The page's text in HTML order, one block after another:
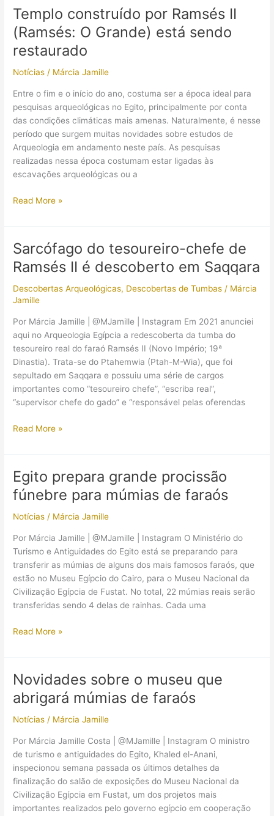
30
anos:
a
restauração
da
de
Ramsés
II
Templo construído por Ramsés II
(Ramsés: O Grande) está sendo
restaurado
Notícias / Márcia Jamille
Entre o fim e o início do ano, costuma ser a época ideal para
pesquisas arqueológicas no Egito, principalmente por conta
das condições climáticas mais amenas. Naturalmente, é nesse
período que surgem muitas novidades sobre estudos de
Arqueologia em andamento neste país. As pesquisas
realizadas nessa época costumam estar ligadas às
escavações arqueológicas ou a
Templo
II
(Ramsés:
Grande)
sendo
restaurado
Read More »
Sarcófago do tesoureiro-chefe de
Ramsés II é descoberto em Saqqara
Descobertas Arqueológicas, Descobertas de Tumbas / Márcia
Jamille
Por Márcia Jamille | @MJamille | Instagram Em 2021 anunciei
aqui no Arqueologia Egípcia a redescoberta da tumba do
tesoureiro real do faraó Ramsés II (Novo Império; 19ª
Dinastia). Trata-se do Ptahemwia (Ptah-M-Wia), que foi
sepultado em Saqqara e possuiu uma série de cargos
importantes como “tesoureiro chefe”, “escriba real”,
“supervisor chefe do gado” e “responsável pelas oferendas
Sarcófago
de
Ramsés
é
descoberto
em
Saqqara
Read More »
Egito prepara grande procissão
fúnebre para múmias de faraós
Notícias / Márcia Jamille
Por Márcia Jamille | @MJamille | Instagram O Ministério do
Turismo e Antiguidades do Egito está se preparando para
transferir as múmias de alguns dos mais famosos faraós, que
estão no Museu Egípcio do Cairo, para o Museu Nacional da
Civilização Egípcia de Fustat. No total, 22 múmias reais serão
transferidas sendo 4 delas de rainhas. Cada uma
Egito
fúnebre
para
de
faraós
Read More »
Novidades sobre o museu que
abrigará múmias de faraós
Notícias / Márcia Jamille
Por Márcia Jamille Costa | @MJamille | Instagram O ministro
de turismo e antiguidades do Egito, Khaled el-Anani,
inspecionou semana passada os últimos detalhes da
finalização do salão de exposições do Museu Nacional da
Civilização Egípcia em Fustat, um dos projetos mais
importantes realizados pelo governo egípcio em cooperação